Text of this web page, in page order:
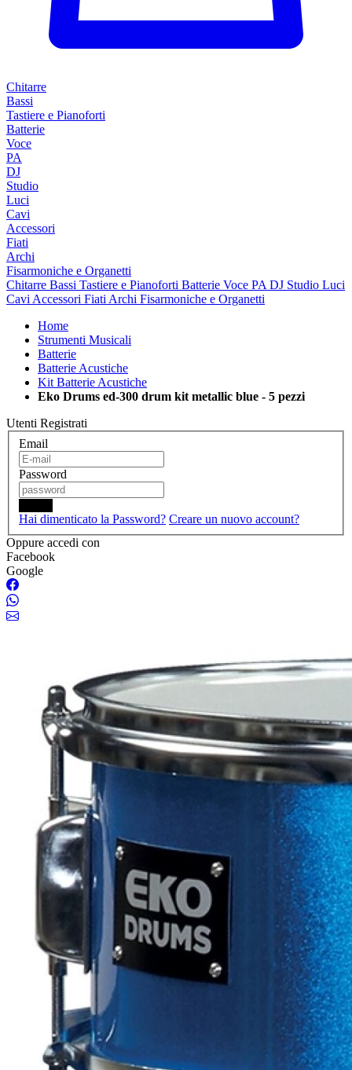
Chitarre
Bassi
Tastiere e Pianoforti
Batterie
Voce
PA
DJ
Studio
Luci
Cavi
Accessori
Fiati
Archi
Fisarmoniche e Organetti
Chitarre Bassi Tastiere e Pianoforti Batterie Voce PA DJ Studio Luci
Cavi Accessori Fiati Archi Fisarmoniche e Organetti
Home
Strumenti Musicali
Batterie
Batterie Acustiche
Kit Batterie Acustiche
Eko Drums ed-300 drum kit metallic blue - 5 pezzi
Utenti Registrati
Email
Password
Hai dimenticato la Password? Creare un nuovo account?
Oppure accedi con
Facebook
Google